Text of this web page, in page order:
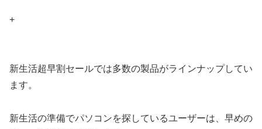
+
新生活超早割セールでは多数の製品がラインナップしてい
ます。
新生活の準備でパソコンを探しているユーザーは、早めの